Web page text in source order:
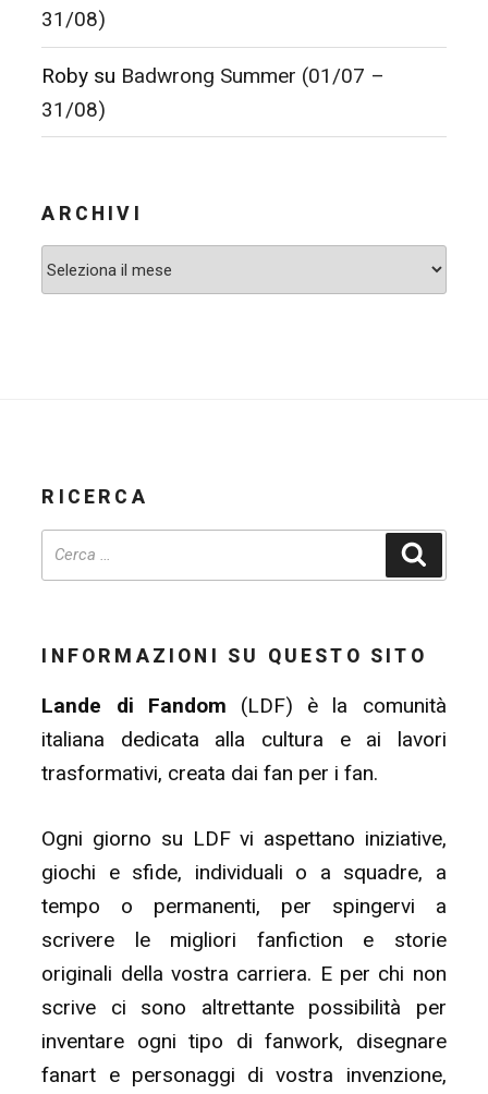
31/08)
Roby su Badwrong Summer (01/07 –
31/08)
ARCHIVI
Archivi
RICERCA
INFORMAZIONI SU QUESTO SITO
Lande di Fandom (LDF) è la comunità
italiana dedicata alla cultura e ai lavori
trasformativi, creata dai fan per i fan.
Ogni giorno su LDF vi aspettano iniziative,
giochi e sfide, individuali o a squadre, a
tempo o permanenti, per spingervi a
scrivere le migliori fanfiction e storie
originali della vostra carriera. E per chi non
scrive ci sono altrettante possibilità per
inventare ogni tipo di fanwork, disegnare
fanart e personaggi di vostra invenzione,